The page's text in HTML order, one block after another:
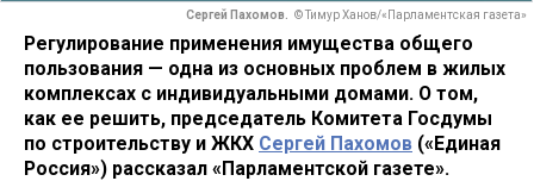
Сергей Пахомов. © Тимур Ханов/«Парламентская газета»
Регулирование применения имущества общего
пользования — одна из основных проблем в жилых
комплексах с индивидуальными домами. О том,
как ее решить, председатель Комитета Госдумы
по строительству и ЖКХ Сергей Пахомов («Единая
Россия») рассказал «Парламентской газете».